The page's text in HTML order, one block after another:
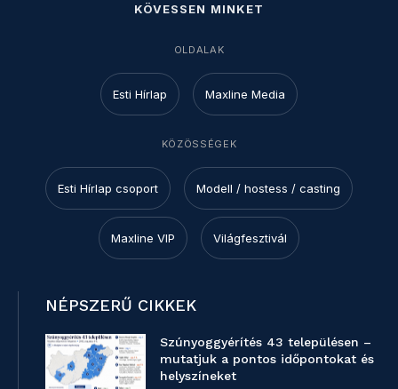
KÖVESSEN MINKET
OLDALAK
Esti Hírlap Maxline Media
KÖZÖSSÉGEK
Esti Hírlap csoport Modell / hostess / casting
Maxline VIP Világfesztivál
NÉPSZERŰ CIKKEK
Szúnyoggyérítés 43 településen –
mutatjuk a pontos időpontokat és
helyszíneket